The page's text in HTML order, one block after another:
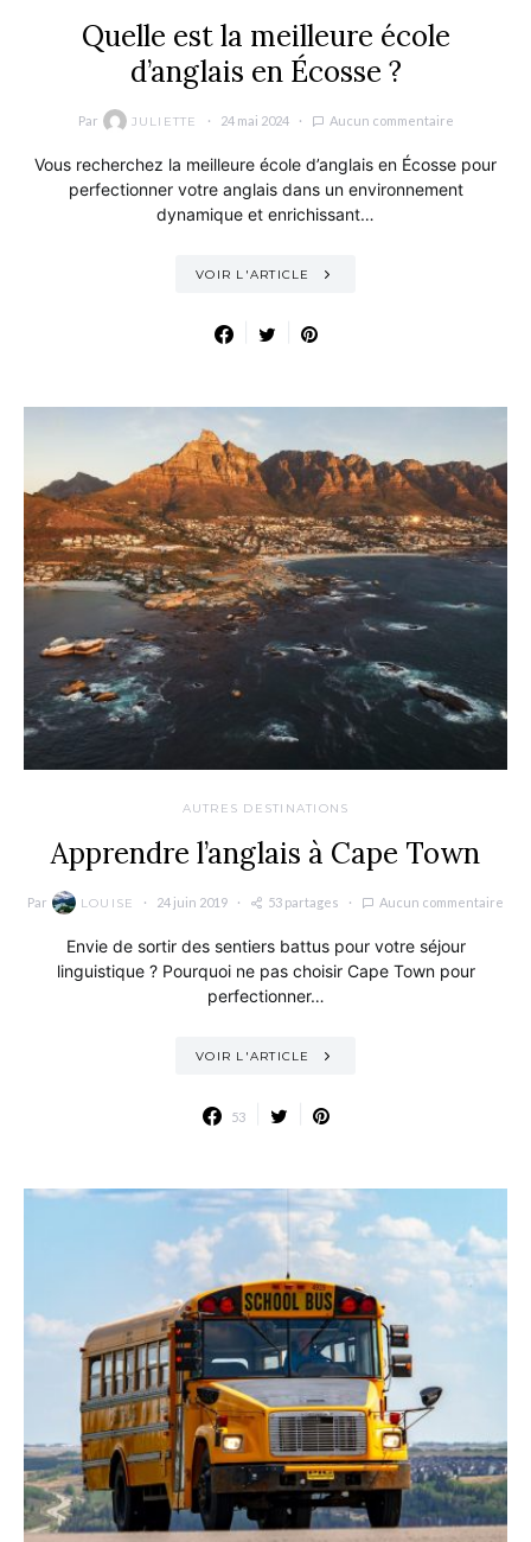
Quelle est la meilleure école
d’anglais en Écosse ?
Par JULIETTE 24 mai 2024 Aucun commentaire
Vous recherchez la meilleure école d’anglais en Écosse pour
perfectionner votre anglais dans un environnement
dynamique et enrichissant…
VOIR L'ARTICLE
AUTRES DESTINATIONS
Apprendre l’anglais à Cape Town
Par LOUISE 24 juin 2019 53 partages Aucun commentaire
Envie de sortir des sentiers battus pour votre séjour
linguistique ? Pourquoi ne pas choisir Cape Town pour
perfectionner…
VOIR L'ARTICLE
53